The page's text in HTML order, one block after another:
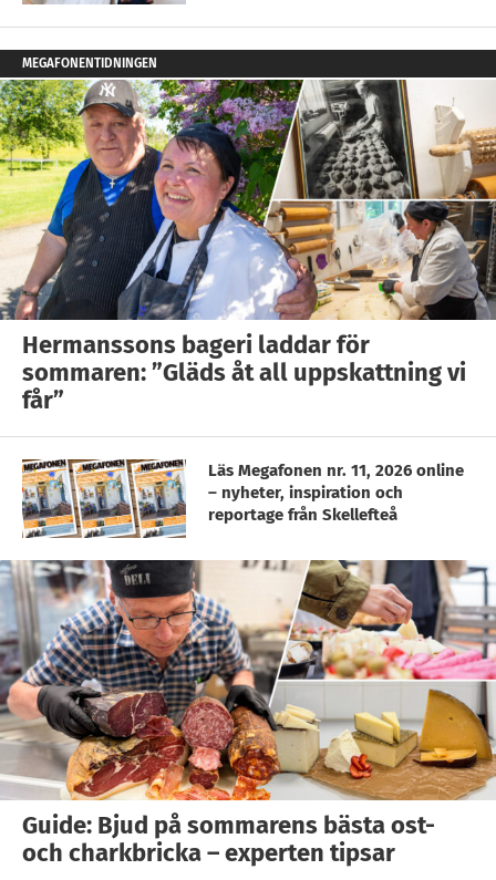
MEGAFONENTIDNINGEN
Hermanssons bageri laddar för
sommaren: ”Gläds åt all uppskattning vi
får”
Läs Megafonen nr. 11, 2026 online
– nyheter, inspiration och
reportage från Skellefteå
Guide: Bjud på sommarens bästa ost-
och charkbricka – experten tipsar